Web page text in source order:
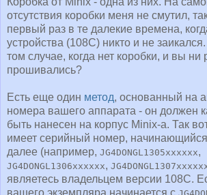
отсутствия коробки меня не смутил,
первый раз в те далекие времена,
устройства (108C) никто и не
том случае, когда нет коробки, и вы ни
прошивались?
Есть еще один метод, основанный на
номера вашего аппарата - он должен
быть нанесен на корпус Minix-а. Так
имеет серийный номер, начинающийся
далее (например, JG4DONGL1305xxxxxx,
JG4DONGL1306xxxxxx,
являетесь владельцем версии 108C.
вашего экземпляра начинается с